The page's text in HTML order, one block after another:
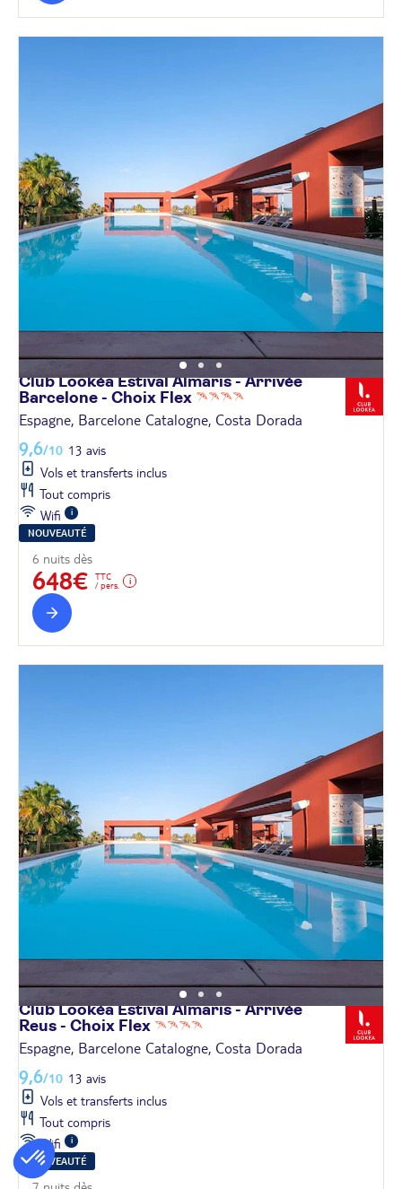
Club Lookéa Estival Almaris - Arrivée
Barcelone - Choix Flex
Espagne, Barcelone Catalogne, Costa Dorada
9,6/10 13 avis
Vols et transferts inclus
Tout compris
Wifi
NOUVEAUTÉ
6 nuits dès
648€
TTC
/ pers.
Club Lookéa Estival Almaris - Arrivée
Reus - Choix Flex
Espagne, Barcelone Catalogne, Costa Dorada
9,6/10 13 avis
Vols et transferts inclus
Tout compris
Wifi
NOUVEAUTÉ